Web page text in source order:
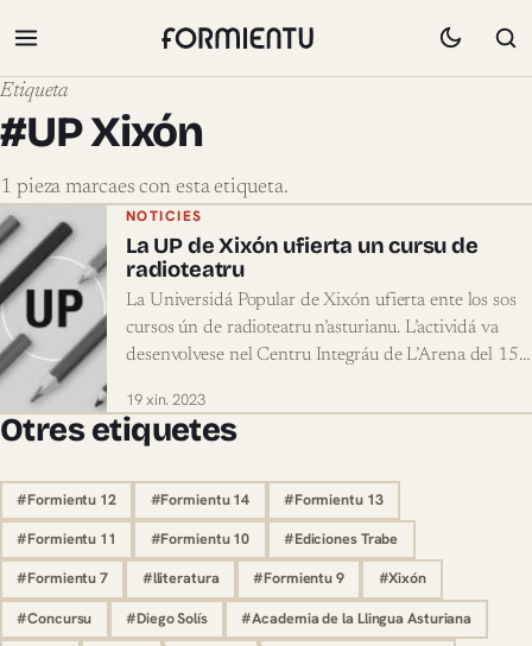
Etiqueta
#UP Xixón
1 pieza marcaes con esta etiqueta.
Pieces marcaes con #UP Xixón
NOTICIES
La UP de Xixón ufierta un cursu de
radioteatru
La Universidá Popular de Xixón ufierta ente los sos
cursos ún de radioteatru n’asturianu. L’actividá va
desenvolvese nel Centru Integráu de L’Arena del 15…
19 xin. 2023
Otres etiquetes
#Formientu 12 #Formientu 14 #Formientu 13
#Formientu 11 #Formientu 10 #Ediciones Trabe
#Formientu 7 #lliteratura #Formientu 9 #Xixón
#Concursu #Diego Solís #Academia de la Llingua Asturiana